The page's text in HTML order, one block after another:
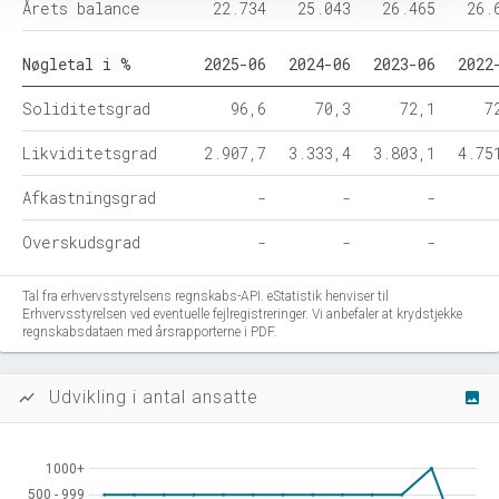
Årets balance 22.734 25.043 26.465
Nøgletal i % 2025-06 2024-06 2023-06
Soliditetsgrad 96,6 70,3 72,1
Likviditetsgrad 2.907,7 3.333,4 3.803,1
Afkastningsgrad - - -
Overskudsgrad - - -
Tal fra erhvervsstyrelsens regnskabs-API. eStatistik henviser til
Erhvervsstyrelsen ved eventuelle fejlregistreringer. Vi anbefaler at krydstjekke
regnskabsdataen med årsrapporterne i PDF.
show_chart Udvikling i antal ansatte image
500 - 999
500 - 999
1000+
1000+